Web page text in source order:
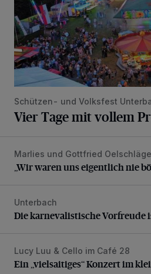
Schützen- und Volksfest
Vier Tage mit vollem
„Wir waren uns eigentlich nie
Marlies und Gottfried
„Wir waren uns eigentlich nie
Die karnevalistische Vorfreude
Unterbach
Die karnevalistische Vorfreude
Ein „vielsaitiges“ Konzert im
Lucy Luu & Cello im Café 28
Ein „vielsaitiges“ Konzert im